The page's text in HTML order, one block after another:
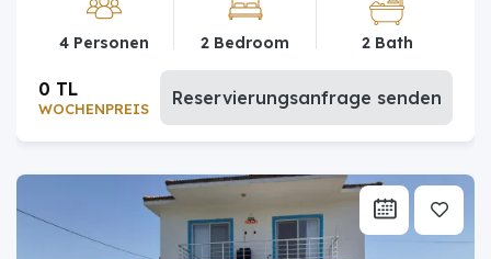
4 Personen 2 Bedroom 2 Bath
WOCHENPREIS
0 TL Reservierungsanfrage senden